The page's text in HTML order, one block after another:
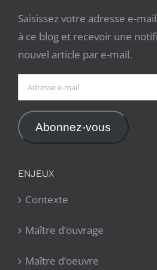
Saisissez votre adresse e-
à ce blog et recevoir une
nouvel article par e-mail.
Adresse
e-
mail
Abonnez-vous
ENJEUX
Contexte
Maître d’ouvrage
Maître d’oeuvre